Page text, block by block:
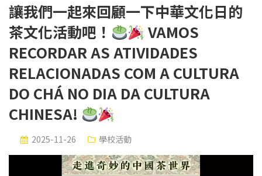
讓我們一起來回顧一下中華文化日的
茶文化活動吧！
VAMOS
RECORDAR AS ATIVIDADES
RELACIONADAS COM A CULTURA
DO CHÁ NO DIA DA CULTURA
CHINESA!
2025-11-26 學校活動